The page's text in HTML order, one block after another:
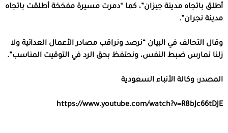
أطلق باتجاه مدينة جيزان”، كما “دمرت مسيرة مفخخة أطلقت باتجاه
مدينة نجران”.
وقال التحالف في البيان “نرصد ونراقب مصادر الأعمال العدائية ولا
زلنا نمارس ضبط النفس، ونحتفظ بحق الرد في التوقيت المناسب”.
المصدر: وكالة الأنباء السعودية
https://www.youtube.com/watch?v=R8bJc66tDJE